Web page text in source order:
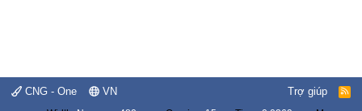
CNG - One VN Trợ giúp
R